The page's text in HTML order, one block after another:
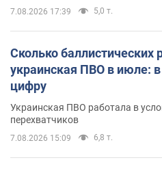
7.08.2026 17:39 5,0 т.
Сколько баллистических
украинская ПВО в июле:
цифру
Украинская ПВО работала в
перехватчиков
7.08.2026 15:09 6,8 т.